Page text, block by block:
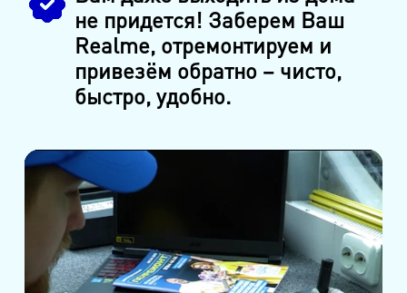
не придется! Заберем Ваш
Realme, отремонтируем и
привезём обратно – чисто,
быстро, удобно.